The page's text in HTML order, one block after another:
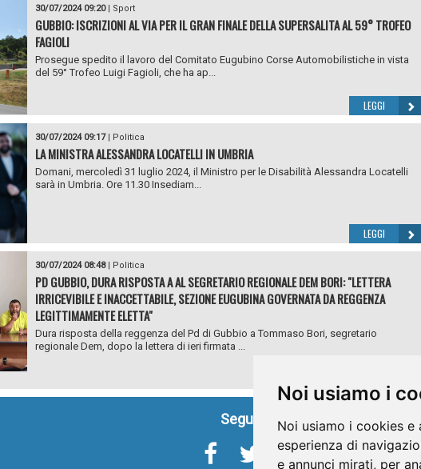
Noi usiamo i
Noi usiamo i cookies
esperienza di
e annunci mirati, per
30/07/2024 09:20| Sport
GUBBIO: ISCRIZIONI AL VIA PER IL GRAN FINALE DELLA SUPERSALITA AL 59° TROFEO
FAGIOLI
Prosegue spedito il lavoro del Comitato Eugubino Corse Automobilistiche in vista
del 59° Trofeo Luigi Fagioli, che ha ap...
LEGGI
30/07/2024 09:17| Politica
LA MINISTRA ALESSANDRA LOCATELLI IN UMBRIA
Domani, mercoledì 31 luglio 2024, il Ministro per le Disabilità Alessandra Locatelli
sarà in Umbria. Ore 11.30 Insediam...
LEGGI
30/07/2024 08:48| Politica
PD GUBBIO, DURA RISPOSTA A AL SEGRETARIO REGIONALE DEM BORI: "LETTERA
IRRICEVIBILE E INACCETTABILE, SEZIONE EUGUBINA GOVERNATA DA REGGENZA
LEGITTIMAMENTE ELETTA"
Dura risposta della reggenza del Pd di Gubbio a Tommaso Bori, segretario
regionale Dem, dopo la lettera di ieri firmata ...
Seguici su